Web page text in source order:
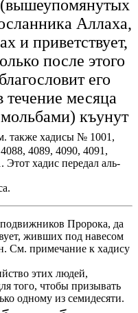
Аллаха,
и приветствует,
после этого
его
течение месяца
къунут
также хадисы № 1001,
4089, 4090, 4091,
Этот хадис передал аль-
Пророка, да
живших под навесом
См. примечание к хадису
этих людей,
того, чтобы призывать
одному из семидесяти.